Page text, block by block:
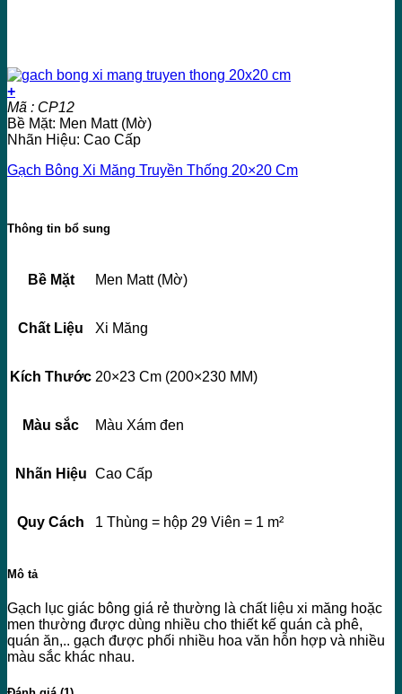
+
Mã : CP12
Bề Mặt: Men Matt (Mờ)
Nhãn Hiệu: Cao Cấp
Gạch Bông Xi Măng Truyền Thống 20×20 Cm
Thông tin bổ sung
Bề Mặt Men Matt (Mờ)
Chất Liệu Xi Măng
Kích Thước 20×23 Cm (200×230 MM)
Màu sắc Màu Xám đen
Nhãn Hiệu Cao Cấp
Quy Cách 1 Thùng = hộp 29 Viên = 1 m²
Mô tả
Gạch lục giác bông giá rẻ thường là chất liệu xi măng hoặc
men thường được dùng nhiều cho thiết kế quán cà phê,
quán ăn,.. gạch được phối nhiều hoa văn hỗn hợp và nhiều
màu sắc khác nhau.